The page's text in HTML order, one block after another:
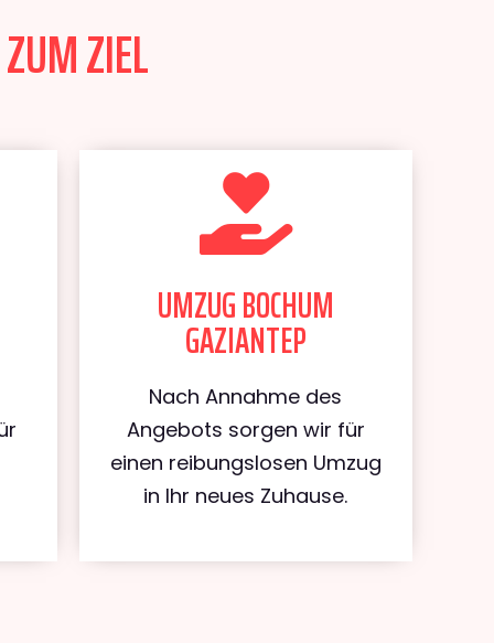
ZIEL
UMZUG BOCHUM
GAZIANTEP
Nach Annahme des
Angebots sorgen wir für
einen reibungslosen Umzug
in Ihr neues Zuhause.